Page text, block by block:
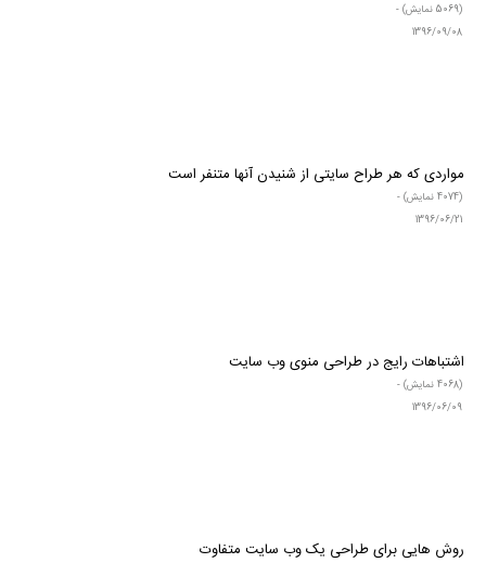
(5069 نمایش) -
1396/09/08
مواردی که هر طراح سایتی از شنیدن آنها متنفر است
(4074 نمایش) -
1396/06/21
اشتباهات رایج در طراحی منوی وب سایت
(4068 نمایش) -
1396/06/09
روش هایی برای طراحی یک وب سایت متفاوت